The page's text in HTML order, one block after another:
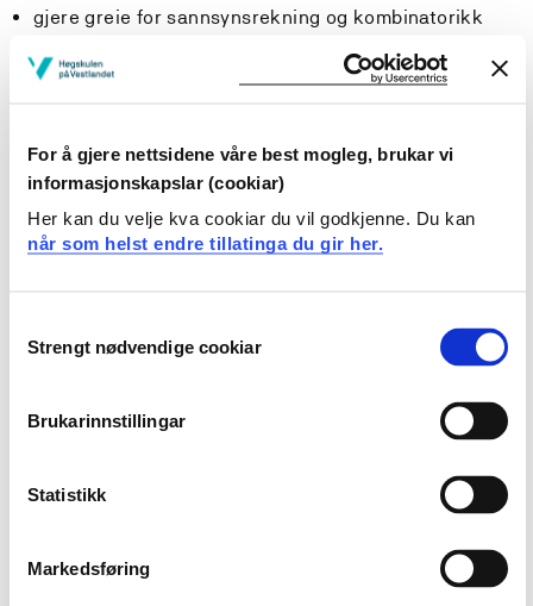
For å gjere nettsidene våre best mogleg, brukar vi
informasjonskapslar (cookiar)
Her kan du velje kva cookiar du vil godkjenne. Du kan
når som helst endre tillatinga du gir her.
Selection
Strengt nødvendige cookiar
Brukarinnstillingar
Statistikk
Markedsføring
gjere greie for sannsynsrekning og kombinatorikk
kunne gjere greie for hypotesetesting
Ferdigheiter:
Studenten kan
nytte både parametriske og ikkje-parametriske
metodar for å analysere eit kvantitativt datamateriale
gjennomføre datainnsamlingar og analysere data
Generell kompetanse: